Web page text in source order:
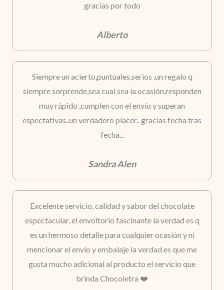
gracias por todo
Alberto
Siempre un acierto,puntuales,serios ,un regalo q
siempre sorprende,sea cual sea la ocasión,responden
muy rápido ,cumplen con el envío y superan
espectativas..un verdadero placer.. gracias fecha tras
fecha...
Sandra Alen
Excelente servicio, calidad y sabor del chocolate
espectacular, el envoltorio fascinante la verdad es q
es un hermoso detalle para cualquier ocasión y ni
mencionar el envío y embalaje la verdad es que me
gusta mucho adicional al producto el servicio que
brinda Chocoletra ❤️